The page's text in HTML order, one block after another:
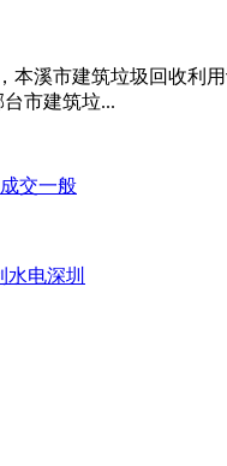
本溪市建筑垃圾回收利
市建筑垃...
交一般
电深圳